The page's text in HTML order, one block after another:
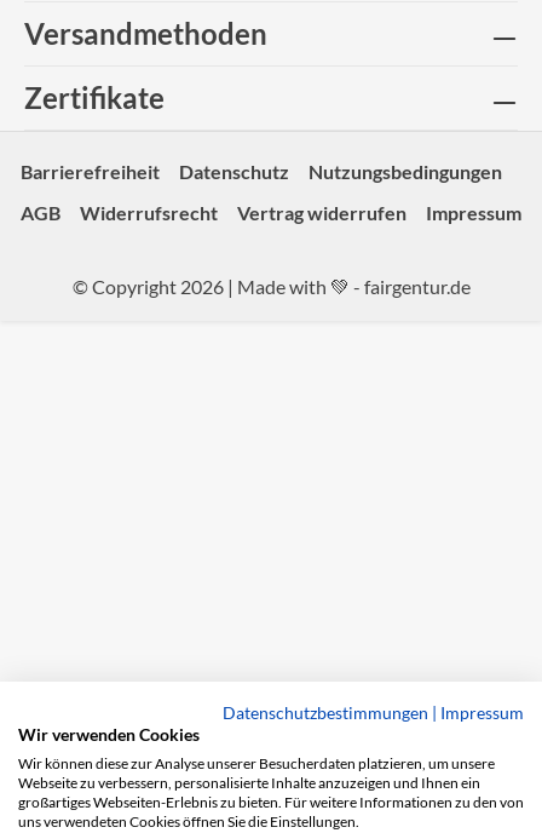
Versandmethoden
Zertifikate
Barrierefreiheit Datenschutz
Nutzungsbedingungen
AGB
Widerrufsrecht Vertrag widerrufen Impressum
© Copyright 2026 | Made with 💚 - fairgentur.de
Datenschutzbestimmungen | Impressum
Wir verwenden Cookies
Wir können diese zur Analyse unserer Besucherdaten platzieren, um unsere
Webseite zu verbessern, personalisierte Inhalte anzuzeigen und Ihnen ein
großartiges Webseiten-Erlebnis zu bieten. Für weitere Informationen zu den von
uns verwendeten Cookies öffnen Sie die Einstellungen.